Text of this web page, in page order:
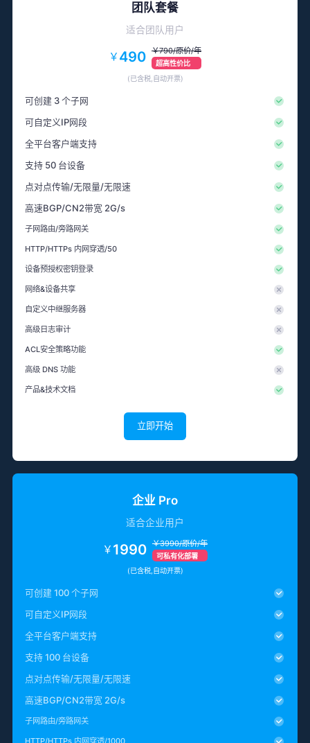
团队套餐
适合团队用户
￥ 490 ￥790/原价/年
超高性价比
(已含税,自动开票)
可创建 3 个子网
可自定义IP网段
全平台客户端支持
支持 50 台设备
点对点传输/无限量/无限速
高速BGP/CN2带宽 2G/s
子网路由/旁路网关
HTTP/HTTPs 内网穿透/50
设备预授权密钥登录
网络&设备共享
自定义中继服务器
高级日志审计
ACL安全策略功能
高级 DNS 功能
产品&技术文档
立即开始
企业 Pro
适合企业用户
￥ 1990 ￥3990/原价/年
可私有化部署
(已含税,自动开票)
可创建 100 个子网
可自定义IP网段
全平台客户端支持
支持 100 台设备
点对点传输/无限量/无限速
高速BGP/CN2带宽 2G/s
子网路由/旁路网关